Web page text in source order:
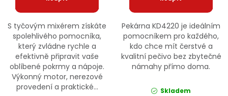
S tyčovým mixérem získáte
spolehlivého pomocníka,
který zvládne rychle a
efektivně připravit vaše
oblíbené pokrmy a nápoje.
Výkonný motor, nerezové
provedení a praktické...
Pekárna KD4220 je ideálním
pomocníkem pro každého,
kdo chce mít čerstvé a
kvalitní pečivo bez zbytečné
námahy přímo doma.
Skladem